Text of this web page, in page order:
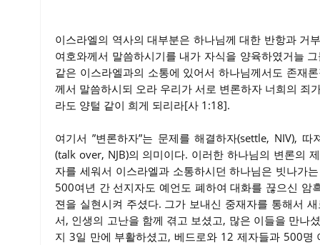
이스라엘의 역사의 대부분은 하나님께 대한 반항과 거
여호와께서 말씀하시기를 내가 자식을 양육하였거늘
같은 이스라엘과의 소통에 있어서 하나님께서도 존재
께서 말씀하시되 오라 우리가 서로 변론하자 너희의 죄
라도 양털 같이 희게 되리라[사 1:18].
여기서 ”변론하자”는 문제를 해결하자(settle, NIV),
(talk over, NJB)의 의미이다. 이러한 하나님의 변론의
자를 세워서 이스라엘과 소통하시던 하나님은 빗나가
500여년 간 선지자도 예언도 폐하여 대화를 끊으신
젼을 실현시켜 주셨다. 그가 보내신 중재자를 통해서
서, 인생의 고난을 함께 겪고 보셨고, 많은 이들을 만나
지 3일 만에 부활하셨고, 베드로와 12 제자들과 500